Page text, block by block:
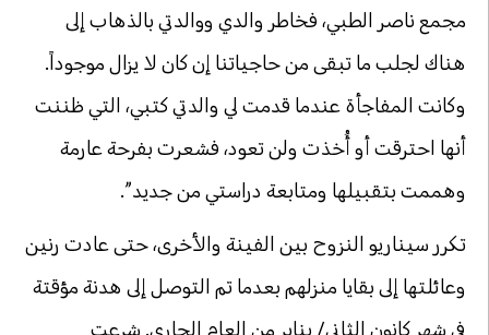
مجمع ناصر الطبي، فخاطر والدي ووالدتي بالذهاب إلى
هناك لجلب ما تبقى من حاجياتنا إن كان لا يزال موجوداً.
وكانت المفاجأة عندما قدمت لي والدتي كتبي، التي ظننت
أنها احترقت أو أُخذت ولن تعود، فشعرت بفرحة عارمة
وهممت بتقبيلها ومتابعة دراستي من جديد”.
تكرر سيناريو النزوح بين الفينة والأخرى، حتى عادت رنين
وعائلتها إلى بقايا منزلهم بعدما تم التوصل إلى هدنة مؤقتة
في شهر كانون الثاني/ يناير من العام الجاري. شرعت